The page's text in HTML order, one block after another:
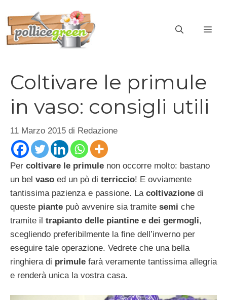
contenuto
Coltivare le primule
in vaso: consigli utili
11 Marzo 2015 di Redazione
Per coltivare le primule non occorre molto: bastano
un bel vaso ed un pò di terriccio! E ovviamente
tantissima pazienza e passione. La coltivazione di
queste piante può avvenire sia tramite semi che
tramite il trapianto delle piantine e dei germogli,
scegliendo preferibilmente la fine dell’inverno per
eseguire tale operazione. Vedrete che una bella
ringhiera di primule farà veramente tantissima allegria
e renderà unica la vostra casa.